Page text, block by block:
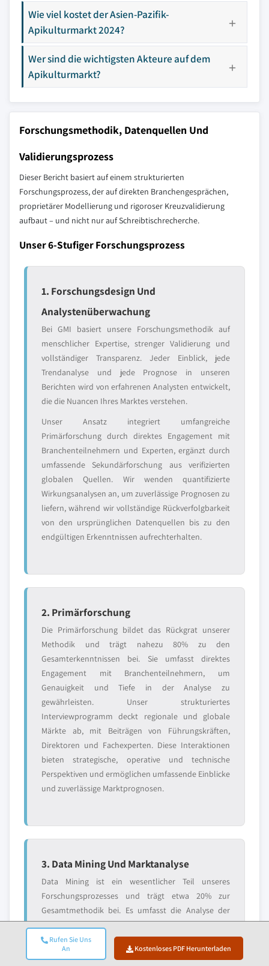
Rufen Sie Uns
An
Kostenloses PDF Herunterladen
Wie viel kostet der Asien-Pazifik-
Apikulturmarkt 2024?
Wer sind die wichtigsten Akteure auf dem
Apikulturmarkt?
Forschungsmethodik, Datenquellen Und
Validierungsprozess
Dieser Bericht basiert auf einem strukturierten
Forschungsprozess, der auf direkten Branchengesprächen,
proprietärer Modellierung und rigoroser Kreuzvalidierung
aufbaut – und nicht nur auf Schreibtischrecherche.
Unser 6-Stufiger Forschungsprozess
1. Forschungsdesign Und
Analystenüberwachung
Bei GMI basiert unsere Forschungsmethodik auf
menschlicher Expertise, strenger Validierung und
vollständiger Transparenz. Jeder Einblick, jede
Trendanalyse und jede Prognose in unseren
Berichten wird von erfahrenen Analysten entwickelt,
die die Nuancen Ihres Marktes verstehen.
Unser Ansatz integriert umfangreiche
Primärforschung durch direktes Engagement mit
Branchenteilnehmern und Experten, ergänzt durch
umfassende Sekundärforschung aus verifizierten
globalen Quellen. Wir wenden quantifizierte
Wirkungsanalysen an, um zuverlässige Prognosen zu
liefern, während wir vollständige Rückverfolgbarkeit
von den ursprünglichen Datenquellen bis zu den
endgültigen Erkenntnissen aufrechterhalten.
2. Primärforschung
Die Primärforschung bildet das Rückgrat unserer
Methodik und trägt nahezu 80% zu den
Gesamterkenntnissen bei. Sie umfasst direktes
Engagement mit Branchenteilnehmern, um
Genauigkeit und Tiefe in der Analyse zu
gewährleisten. Unser strukturiertes
Interviewprogramm deckt regionale und globale
Märkte ab, mit Beiträgen von Führungskräften,
Direktoren und Fachexperten. Diese Interaktionen
bieten strategische, operative und technische
Perspektiven und ermöglichen umfassende Einblicke
und zuverlässige Marktprognosen.
3. Data Mining Und Marktanalyse
Data Mining ist ein wesentlicher Teil unseres
Forschungsprozesses und trägt etwa 20% zur
Gesamtmethodik bei. Es umfasst die Analyse der
Marktstruktur, die Identifizierung von
Branchentrends und die Bewertung
makroökonomischer Faktoren durch